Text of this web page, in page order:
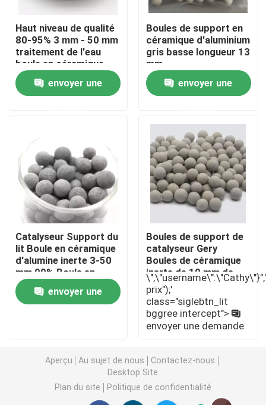
Demandez un devis
Filtre moléculaire PSA
carbonate de lithium
Alumine activée
Emballage aléatoire en colonne
garniture de tour structurée
internals de colonne de distillation
Boule en céramique d'alumine
Haut niveau de qualité
80-95% 3 mm - 50 mm
traitement de l'eau
boule en céramique
d'aluminium inerte
envoyer une
Boules de support en
céramique d'aluminium
gris basse longueur 13
mm
envoyer une
Catalyseur Support du
lit Boule en céramique
d'alumine inerte 3-50
mm 99% Boule en
alumine inerte
envoyer une
Boules de support de
catalyseur Gery
Boules de céramique
inerte de 19 mm de
diamètre
prix");'
class="siglebtn_lit
bggree intercept">
envoyer une demande
Aperçu Au sujet de nous
Contactez-nous
Desktop Site
Plan du site
Politique de confidentialité